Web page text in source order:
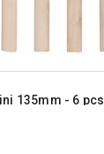
135mm - 6 pcs